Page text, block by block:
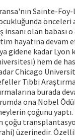
Sainte-
önceleri
olan babası
hayatına devam
gidene kadar
hem de
Chicago
Tıbbi
burada
ona Nobel
çoğunu yaptı.
çoğu
üzerinedir.